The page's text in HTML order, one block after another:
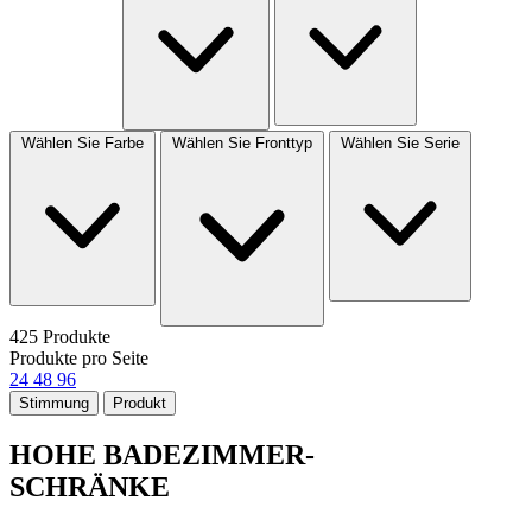
Wählen Sie Farbe Wählen Sie Fronttyp Wählen Sie Serie
425 Produkte
Produkte pro Seite
24 48 96
Stimmung Produkt
HOHE BADEZIMMER-
SCHRÄNKE